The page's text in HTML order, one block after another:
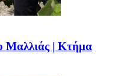
Μαλλιάς | Κτήμα